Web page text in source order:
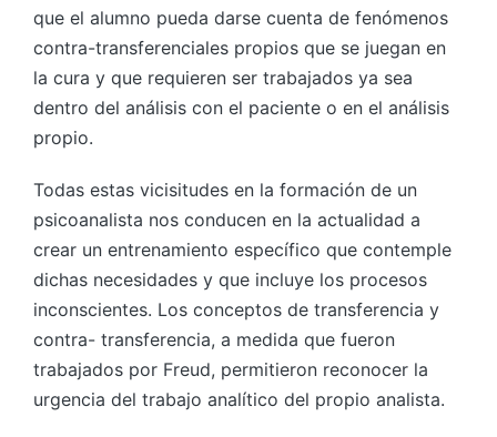
que el alumno pueda darse cuenta de fenómenos
contra-transferenciales propios que se juegan en
la cura y que requieren ser trabajados ya sea
dentro del análisis con el paciente o en el análisis
propio.
Todas estas vicisitudes en la formación de un
psicoanalista nos conducen en la actualidad a
crear un entrenamiento específico que contemple
dichas necesidades y que incluye los procesos
inconscientes. Los conceptos de transferencia y
contra- transferencia, a medida que fueron
trabajados por Freud, permitieron reconocer la
urgencia del trabajo analítico del propio analista.